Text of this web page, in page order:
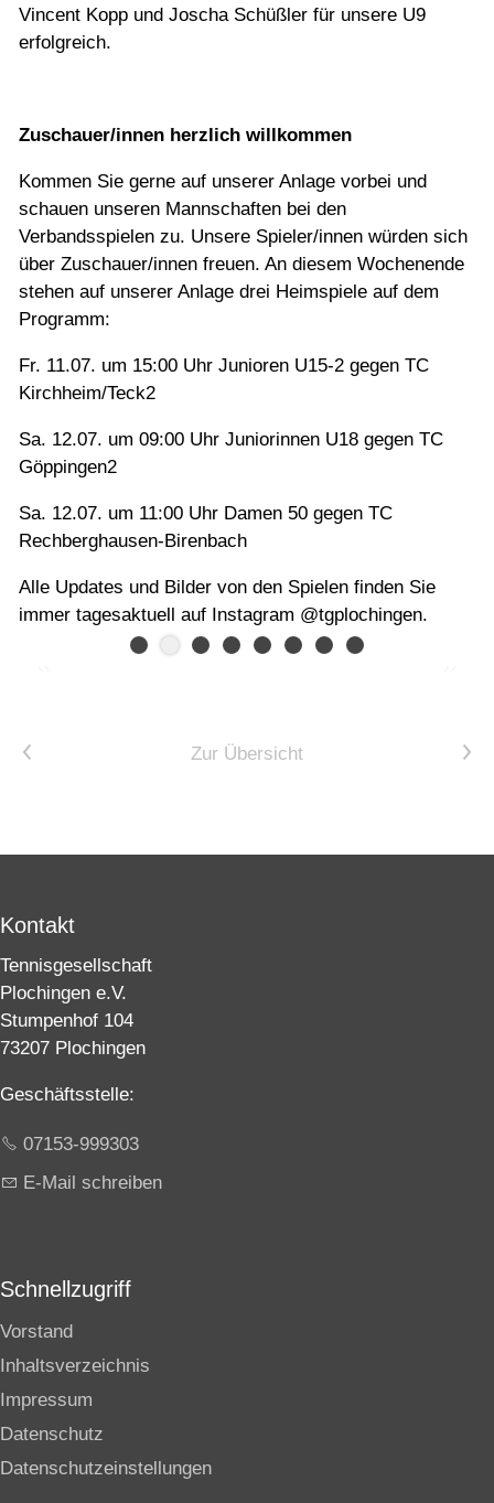
Vincent Kopp und Joscha Schüßler für unsere U9
erfolgreich.
Zuschauer/innen herzlich willkommen
Kommen Sie gerne auf unserer Anlage vorbei und
schauen unseren Mannschaften bei den
Verbandsspielen zu. Unsere Spieler/innen würden sich
über Zuschauer/innen freuen. An diesem Wochenende
stehen auf unserer Anlage drei Heimspiele auf dem
Programm:
Fr. 11.07. um 15:00 Uhr Junioren U15-2 gegen TC
Kirchheim/Teck2
Sa. 12.07. um 09:00 Uhr Juniorinnen U18 gegen TC
Göppingen2
Sa. 12.07. um 11:00 Uhr Damen 50 gegen TC
Rechberghausen-Birenbach
Alle Updates und Bilder von den Spielen finden Sie
immer tagesaktuell auf Instagram @tgplochingen.
Vorheriger Artikel Zur Übersicht Nächster Artikel
Kontakt
Tennisgesellschaft
Plochingen e.V.
Stumpenhof 104
73207 Plochingen
Geschäftsstelle:
07153-999303
E-Mail schreiben
Schnellzugriff
Vorstand
Inhaltsverzeichnis
Impressum
Datenschutz
Datenschutzeinstellungen